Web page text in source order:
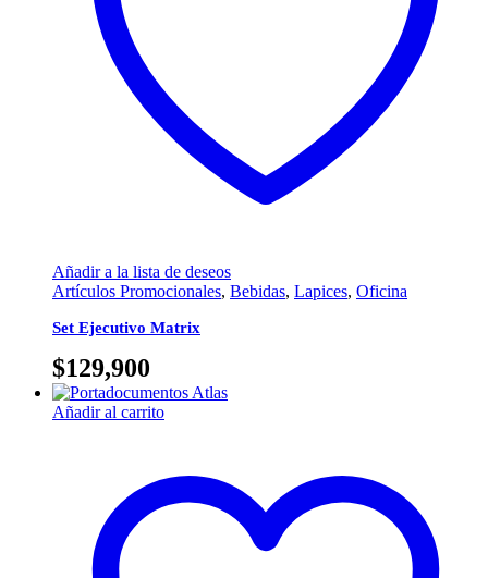
Añadir a la lista de deseos
Artículos Promocionales, Bebidas, Lapices, Oficina
Set Ejecutivo Matrix
$129,900
Añadir al carrito